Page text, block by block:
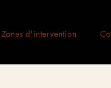
Zones d'intervention